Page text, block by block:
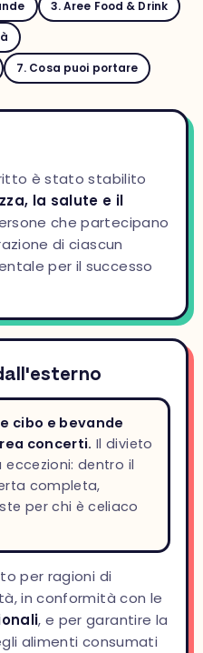
3. Aree Food & Drink
7. Cosa puoi portare
è stato stabilito
la salute e il
che partecipano
di ciascun
per il successo
cibo e bevande
concerti. Il divieto
dentro il
completa,
per chi è celiaco
per ragioni di
in conformità con le
, e per garantire la
alimenti consumati